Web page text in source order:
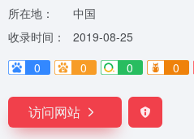
所在地：
中国
收录时间：
2019-08-25
0
0 0 0
访问网站